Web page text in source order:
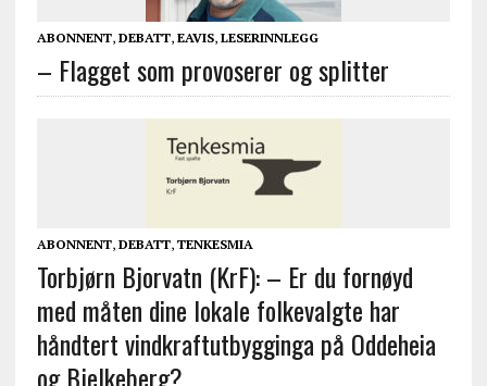
ABONNENT, DEBATT, EAVIS, LESERINNLEGG
– Flagget som provoserer og splitter
ABONNENT, DEBATT, TENKESMIA
Torbjørn Bjorvatn (KrF): – Er du fornøyd
med måten dine lokale folkevalgte har
håndtert vindkraftutbygginga på Oddeheia
og Bjelkeberg?